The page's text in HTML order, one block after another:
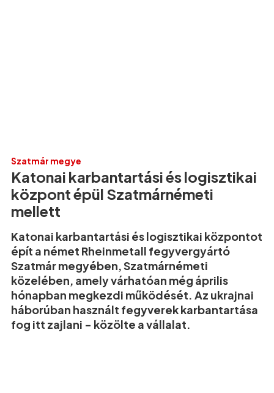
Szatmár megye
Katonai karbantartási és logisztikai
központ épül Szatmárnémeti
mellett
Katonai karbantartási és logisztikai központot
épít a német Rheinmetall fegyvergyártó
Szatmár megyében, Szatmárnémeti
közelében, amely várhatóan még április
hónapban megkezdi működését. Az ukrajnai
háborúban használt fegyverek karbantartása
fog itt zajlani - közölte a vállalat.